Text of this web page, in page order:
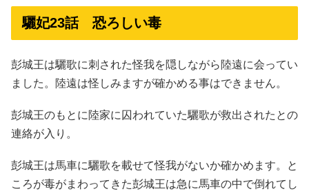
驪妃23話 恐ろしい毒
彭城王は驪歌に刺された怪我を隠しながら陸遠に会ってい
ました。陸遠は怪しみますが確かめる事はできません。
彭城王のもとに陸家に囚われていた驪歌が救出されたとの
連絡が入り。
彭城王は馬車に驪歌を載せて怪我がないか確かめます。と
ころが毒がまわってきた彭城王は急に馬車の中で倒れてし